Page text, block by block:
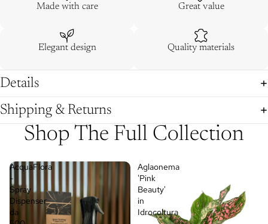
Made with care Great value
Elegant design Quality materials
Details
Shipping & Returns
Shop The Full Collection
AcquaFlora
-
Spray
Dispenser
da
Aglaonema
'Pink
Beauty'
in
Idrocoltura